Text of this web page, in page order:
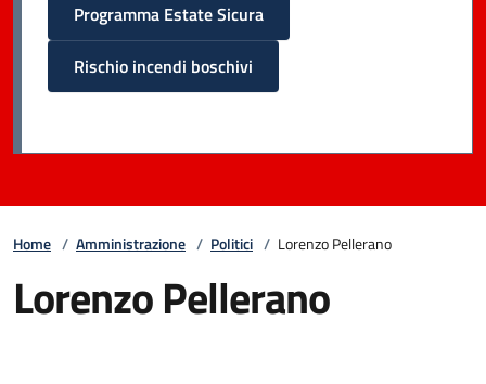
Programma Estate Sicura
Rischio incendi boschivi
Home / Amministrazione / Politici / Lorenzo Pellerano
Lorenzo Pellerano